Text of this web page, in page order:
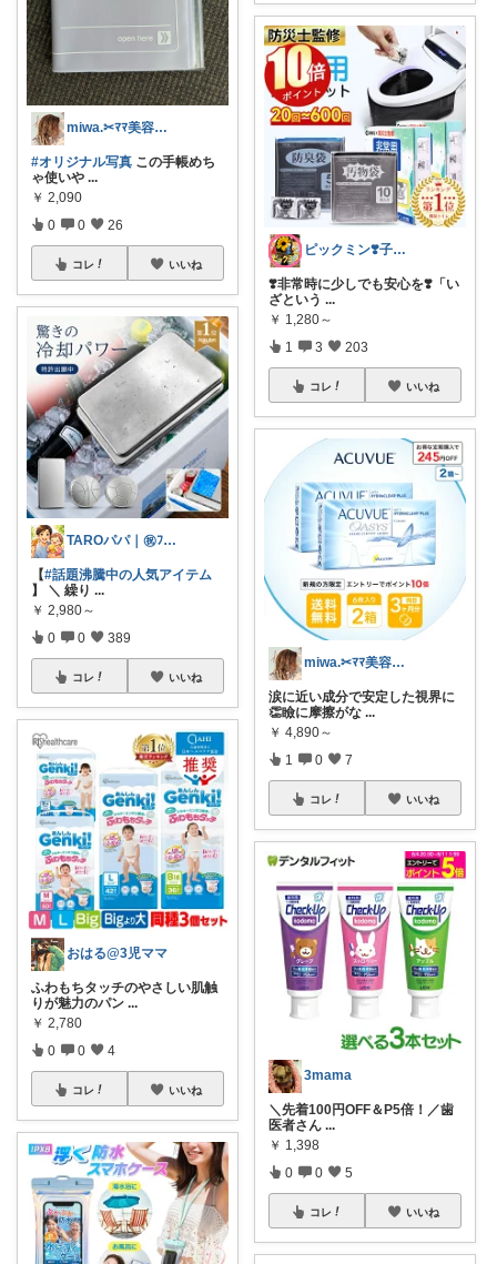
miwa.✂︎ﾏﾏ美容師💎
#オリジナル写真 この手帳めち
ゃ使いや ...
￥ 2,090
0 0 26
コレ いいね
TAROパパ｜㊗️ﾌｫﾛﾜｰ3.2k人
【#話題沸騰中の人気アイテム
】 ＼ 繰り ...
￥ 2,980～
0 0 389
コレ いいね
おはる@3児ママ
ふわもちタッチのやさしい肌触
りが魅力のパン ...
￥ 2,780
0 0 4
コレ いいね
ピックミン❣️子育てパパママ応援グッズ
❣️非常時に少しでも安心を❣️「い
ざという ...
￥ 1,280～
1 3 203
コレ いいね
miwa.✂︎ﾏﾏ美容師💎
涙に近い成分で安定した視界に
👏瞼に摩擦がな ...
￥ 4,890～
1 0 7
コレ いいね
3mama
＼先着100円OFF＆P5倍！／歯
医者さん ...
￥ 1,398
0 0 5
コレ いいね